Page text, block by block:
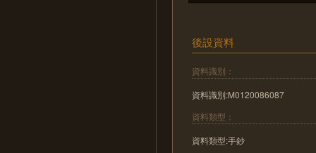
後設資料
資料識別：
資料識別:M0120086087
資料類型：
資料類型:手鈔